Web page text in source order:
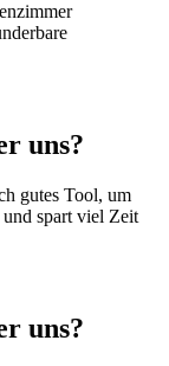
uns?
gutes Tool, um
spart viel Zeit
uns?